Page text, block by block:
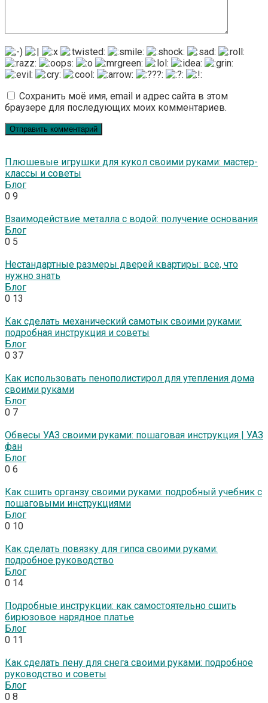
Сохранить моё имя, email и адрес сайта в этом
браузере для последующих моих комментариев.
Плюшевые игрушки для кукол своими руками: мастер-
классы и советы
Блог
0 9
Взаимодействие металла с водой: получение основания
Блог
0 5
Нестандартные размеры дверей квартиры: все, что
нужно знать
Блог
0 13
Как сделать механический самотык своими руками:
подробная инструкция и советы
Блог
0 37
Как использовать пенополистирол для утепления дома
своими руками
Блог
0 7
Обвесы УАЗ своими руками: пошаговая инструкция | УАЗ
фан
Блог
0 6
Как сшить органзу своими руками: подробный учебник с
пошаговыми инструкциями
Блог
0 10
Как сделать повязку для гипса своими руками:
подробное руководство
Блог
0 14
Подробные инструкции: как самостоятельно сшить
бирюзовое нарядное платье
Блог
0 11
Как сделать пену для снега своими руками: подробное
руководство и советы
Блог
0 8